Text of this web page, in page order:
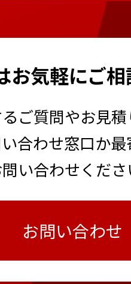
お気軽にご
ご質問やお見
合わせ窓口か
い合わせくだ
お問い合わせ